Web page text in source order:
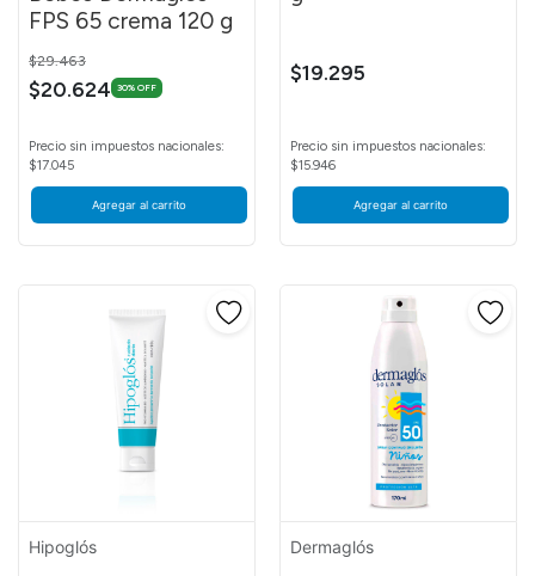
FPS 65 crema 120 g
Price reduced from
$29.463
$20.624 30% OFF
Precio sin impuestos nacionales:
$17.045
Agregar al carrito
$19.295
Precio sin impuestos nacionales:
$15.946
Agregar al carrito
Hipoglós Dermaglós